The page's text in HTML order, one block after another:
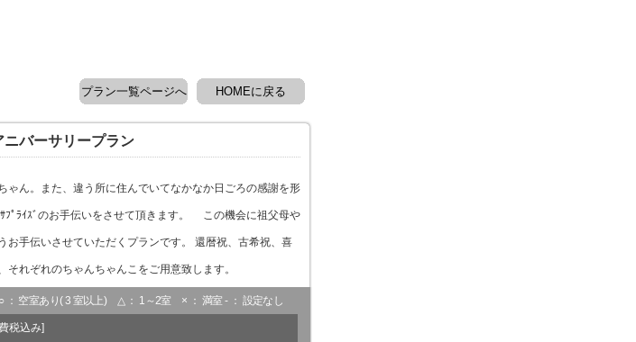
HOMEに戻る
プラン一覧ページへ
バーサリープラン
ゃん。また、違う所に住んでいてなかなか日ごろの感謝を形
ﾌﾟﾗｲｽﾞのお手伝いをさせて頂きます。 この機会に祖父母や
お手伝いさせていただくプランです。 還暦祝、古希祝、喜
れぞれのちゃんちゃんこをご用意致します。
空室あり( 3 室以上) △ ： 1～2室 × ： 満室 - ： 設定なし
税込み]